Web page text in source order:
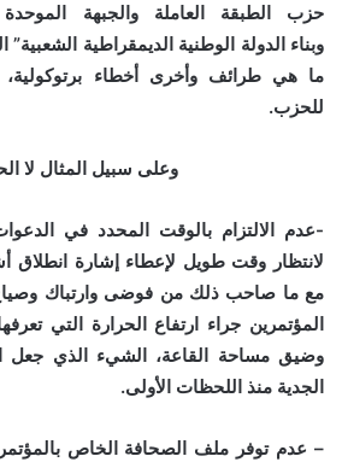
حزب الطبقة العاملة والجبهة
وبناء الدولة الوطنية الديمقراطية الشعبية”
ما هي طرائف وأخرى أخطاء
للحزب.
وعلى سبيل المثال لا
-عدم الالتزام بالوقت المحدد في
لانتظار وقت طويل لإعطاء إشارة انطلاق
مع ما صاحب ذلك من فوضى وارتباك
المؤتمرين جراء ارتفاع الحرارة التي
وضيق مساحة القاعة، الشيء الذي جعل
الجدية منذ اللحظات الأولى.
– عدم توفر ملف الصحافة الخاص